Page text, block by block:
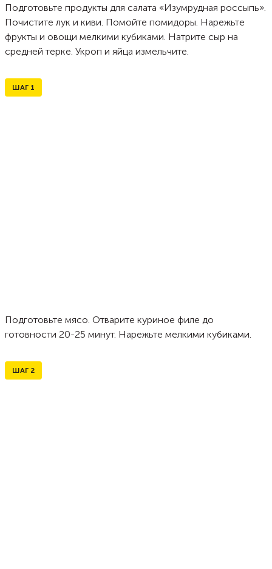
Подготовьте продукты для салата «Изумрудная россыпь».
Почистите лук и киви. Помойте помидоры. Нарежьте
фрукты и овощи мелкими кубиками. Натрите сыр на
средней терке. Укроп и яйца измельчите.
ШАГ 1
Подготовьте мясо. Отварите куриное филе до
готовности 20-25 минут. Нарежьте мелкими кубиками.
ШАГ 2